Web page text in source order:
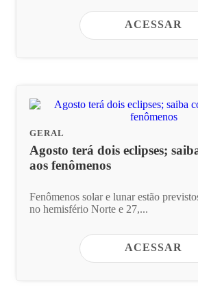
ACESSAR
GERAL
Agosto terá dois eclipses;
aos fenômenos
Fenômenos solar e lunar estão
no hemisfério Norte e 27,...
ACESSAR